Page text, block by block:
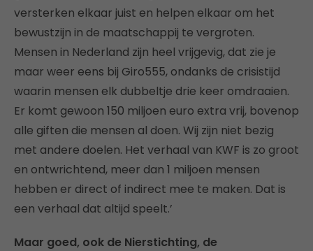
versterken elkaar juist en helpen elkaar om het
bewustzijn in de maatschappij te vergroten.
Mensen in Nederland zijn heel vrijgevig, dat zie je
maar weer eens bij Giro555, ondanks de crisistijd
waarin mensen elk dubbeltje drie keer omdraaien.
Er komt gewoon 150 miljoen euro extra vrij, bovenop
alle giften die mensen al doen. Wij zijn niet bezig
met andere doelen. Het verhaal van KWF is zo groot
en ontwrichtend, meer dan 1 miljoen mensen
hebben er direct of indirect mee te maken. Dat is
een verhaal dat altijd speelt.’
Maar goed, ook de Nierstichting, de